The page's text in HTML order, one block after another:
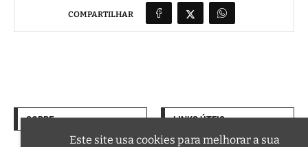
COMPARTILHAR
SOBRE LINKS ÚTEIS
Termos de Uso
Este site usa cookies para melhorar a sua